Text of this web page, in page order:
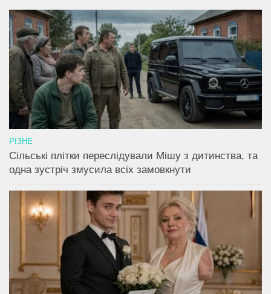
РІЗНЕ
Сільські плітки переслідували Мішу з дитинства, та
одна зустріч змусила всіх замовкнути